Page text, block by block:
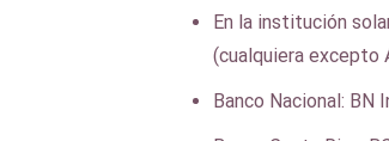
En la institución
(cualquiera excepto
Banco Nacional: BN